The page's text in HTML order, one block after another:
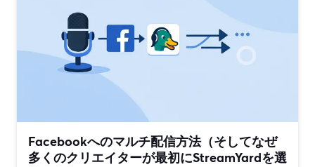
Facebookへのマルチ配信方法（そしてなぜ
多くのクリエイターが最初にStreamYardを選